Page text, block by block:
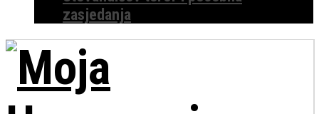
zasjedanja